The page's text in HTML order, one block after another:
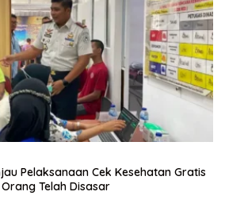
Pelaksanaan Cek Kesehatan Gratis
Telah Disasar